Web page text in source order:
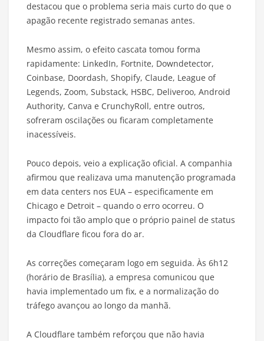
destacou que o problema seria mais curto do que o
apagão recente registrado semanas antes.
Mesmo assim, o efeito cascata tomou forma
rapidamente: LinkedIn, Fortnite, Downdetector,
Coinbase, Doordash, Shopify, Claude, League of
Legends, Zoom, Substack, HSBC, Deliveroo, Android
Authority, Canva e CrunchyRoll, entre outros,
sofreram oscilações ou ficaram completamente
inacessíveis.
Pouco depois, veio a explicação oficial. A companhia
afirmou que realizava uma manutenção programada
em data centers nos EUA – especificamente em
Chicago e Detroit – quando o erro ocorreu. O
impacto foi tão amplo que o próprio painel de status
da Cloudflare ficou fora do ar.
As correções começaram logo em seguida. Às 6h12
(horário de Brasília), a empresa comunicou que
havia implementado um fix, e a normalização do
tráfego avançou ao longo da manhã.
A Cloudflare também reforçou que não havia